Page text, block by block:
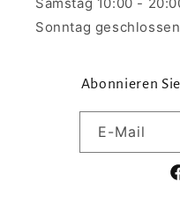
Sonntag geschlossen
Abonnieren
E-Mail